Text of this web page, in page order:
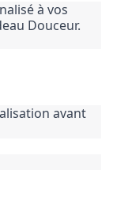
à vos
Douceur.
avant